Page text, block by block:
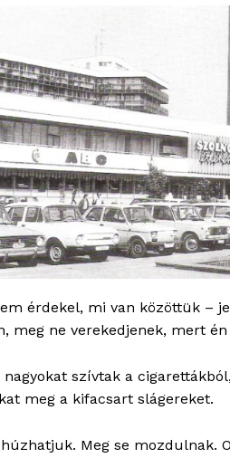
érdekel, mi van közöttük –
meg ne verekedjenek, mert
nagyokat szívtak a
meg a kifacsart slágereket.
Meg se mozdulnak.